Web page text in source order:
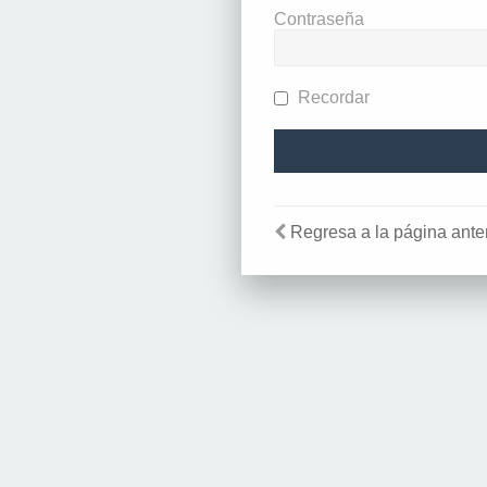
Contraseña
Recordar
Regresa a la página